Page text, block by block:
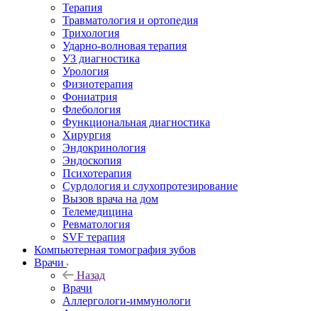
Терапия
Травматология и ортопедия
Трихология
Ударно-волновая терапия
УЗ диагностика
Урология
Физиотерапия
Фониатрия
Флебология
Функциональная диагностика
Хирургия
Эндокринология
Эндоскопия
Психотерапия
Сурдология и слухопротезирование
Вызов врача на дом
Телемедицина
Ревматология
SVF терапия
Компьютерная томография зубов
Врачи
Назад
Врачи
Аллергологи-иммунологи